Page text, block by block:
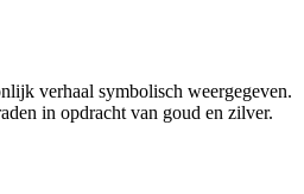
verhaal symbolisch weergegeven.
in opdracht van goud en zilver.